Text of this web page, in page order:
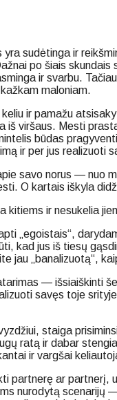
sudėtinga ir
po šiais
ir svarbu.
maloniam.
ir pamažu
iš viršaus. Mesti
būdas
ir per jus
savo norus — nuo
O kartais iškyla
kitiems ir nesukelia
„egoistais“,
kad jus iš tiesų
jau „banalizuotą“,
— išsiaiškinti
savęs toje
staiga
ratą ir dabar
ir vargšai
partnerę ar
nurodytą scenarijų